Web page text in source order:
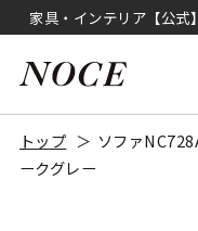
家具・インテリア【公式
トップ
ソファ
ークグレー